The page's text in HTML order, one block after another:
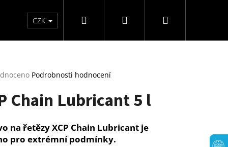
Kontakty Hodnocení obchodu
CZK Hledat PřihlášeníNákupní
Podrobnosti hodnocení
Chain Lubricant 5 l
na řetězy XCP Chain Lubricant je
pro extrémní podmínky.